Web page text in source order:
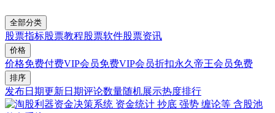
全部分类
股票指标股票教程股票软件股票资讯
价格
价格免费付费VIP会员免费VIP会员折扣永久帝王会员免费
排序
发布日期更新日期评论数量随机展示热度排行